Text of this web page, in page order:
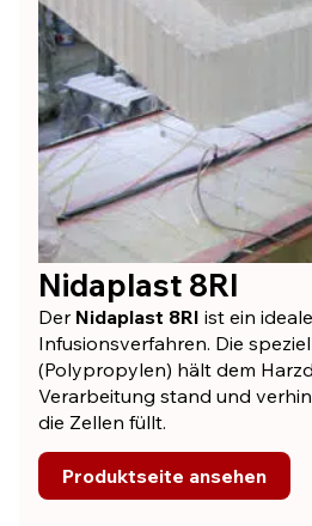
Nidaplast 8RI
Der Nidaplast 8RI ist ein
Infusionsverfahren. Die
(Polypropylen) hält dem
Verarbeitung stand und
die Zellen füllt.
Produktseite ansehen